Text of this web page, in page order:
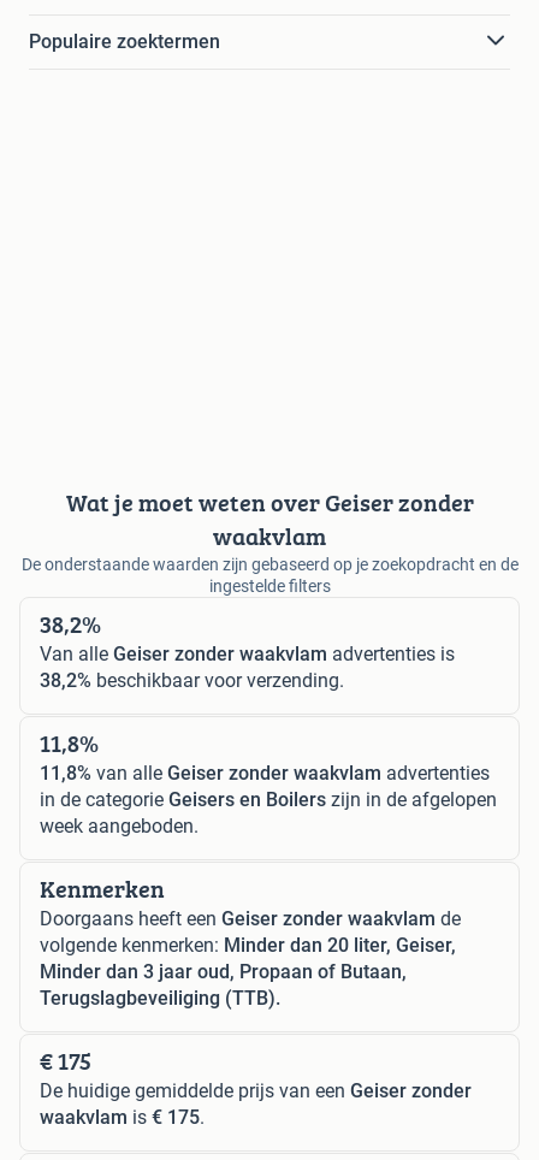
Populaire zoektermen
Wat je moet weten over Geiser zonder
waakvlam
De onderstaande waarden zijn gebaseerd op je zoekopdracht en de
ingestelde filters
38,2%
Van alle Geiser zonder waakvlam advertenties is
38,2% beschikbaar voor verzending.
11,8%
11,8% van alle Geiser zonder waakvlam advertenties
in de categorie Geisers en Boilers zijn in de afgelopen
week aangeboden.
Kenmerken
Doorgaans heeft een Geiser zonder waakvlam de
volgende kenmerken: Minder dan 20 liter, Geiser,
Minder dan 3 jaar oud, Propaan of Butaan,
Terugslagbeveiliging (TTB).
€ 175
De huidige gemiddelde prijs van een Geiser zonder
waakvlam is € 175.